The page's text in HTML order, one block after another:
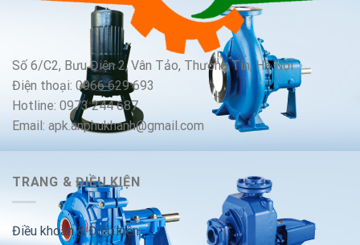
Số 6/C2, Bưu Điện 2, Vân Tảo, Thường Tín, Hà Nội
Điện thoại: 0966 629 693
Hotline: 0973 244 687
Email: apk.anphukhanh@gmail.com
TRANG & ĐIỀU KIỆN
Điều khoản & Điều kiện